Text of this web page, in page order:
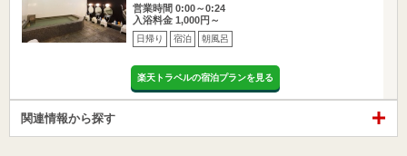
営業時間 0:00～0:24
入浴料金 1,000円～
日帰り 宿泊 朝風呂
楽天トラベルの宿泊プランを見る
関連情報から探す